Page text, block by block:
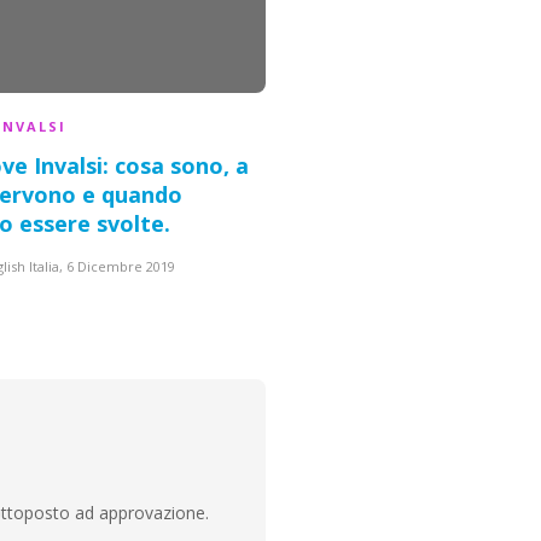
Invalsi: cosa sono, a
e quando
essere svolte.
Italia, 6 Dicembre 2019
ad approvazione.